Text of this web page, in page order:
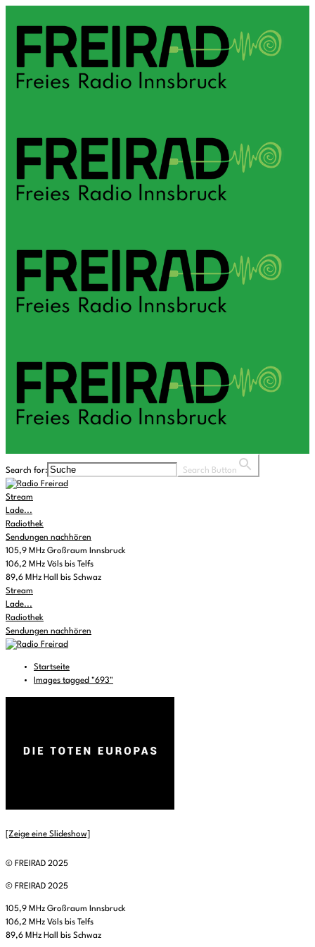
Search for: Search Button
Stream
Lade...
Radiothek
Sendungen nachhören
105,9 MHz Großraum Innsbruck
106,2 MHz Völs bis Telfs
89,6 MHz Hall bis Schwaz
Stream
Lade...
Radiothek
Sendungen nachhören
Startseite
Images tagged "693"
[Zeige eine Slideshow]
© FREIRAD 2025
© FREIRAD 2025
105,9 MHz Großraum Innsbruck
106,2 MHz Völs bis Telfs
89,6 MHz Hall bis Schwaz